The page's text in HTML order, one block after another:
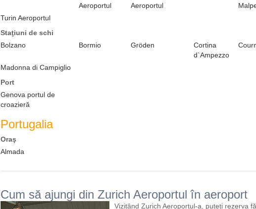
Aeroportul
Aeroportul
Turin Aeroportul
Staţiuni de schi
Bolzano
Bormio Gröden
Cortina
d`Ampezzo
Madonna di Campiglio
Port
Genova portul de
croazieră
Portugalia
Oraş
Almada
Cum să ajungi din Zurich Aeroportul în aeroport
Vizitând Zurich Aeroportul-a, puteți rezerva